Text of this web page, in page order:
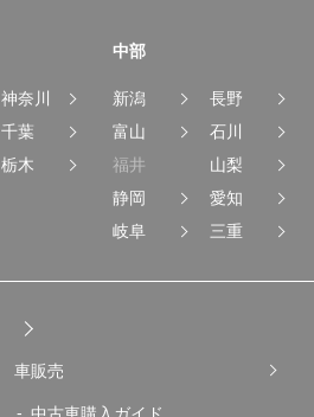
神奈川
千葉
栃木
中部
新潟
長野
富山
石川
福井
山梨
静岡
愛知
岐阜
三重
車販売